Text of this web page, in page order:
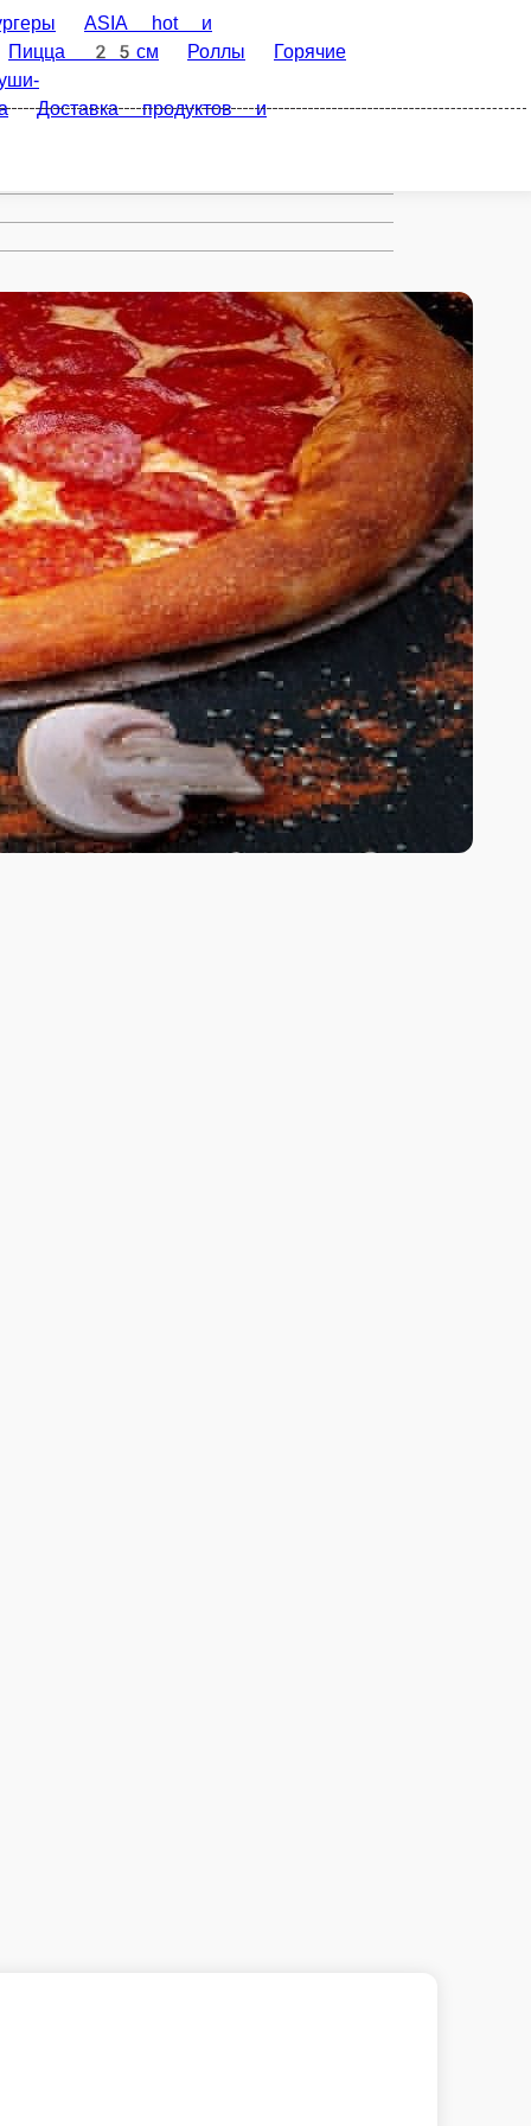
Манты
Счастливые Часы Вс-Чт 08-
роллы
Детское
8 марта